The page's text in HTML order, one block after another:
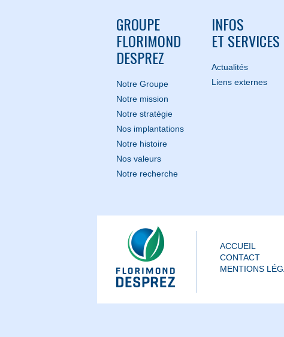
GROUPE
FLORIMOND
DESPREZ
Notre Groupe
Notre mission
Notre stratégie
Nos implantations
Notre histoire
Nos valeurs
Notre recherche
INFOS
ET SERVICES
Actualités
Liens externes
ACCUEIL
CONTACT
MENTIONS